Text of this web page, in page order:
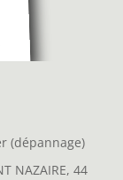
(dépannage)
NAZAIRE, 44